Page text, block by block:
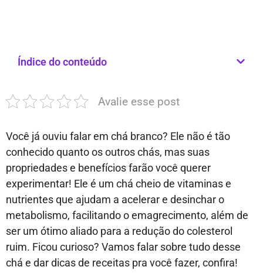
Índice do conteúdo
Avalie esse post
Você já ouviu falar em chá branco? Ele não é tão
conhecido quanto os outros chás, mas suas
propriedades e benefícios farão você querer
experimentar! Ele é um chá cheio de vitaminas e
nutrientes que ajudam a acelerar e desinchar o
metabolismo, facilitando o emagrecimento, além de
ser um ótimo aliado para a redução do colesterol
ruim. Ficou curioso? Vamos falar sobre tudo desse
chá e dar dicas de receitas pra você fazer, confira!